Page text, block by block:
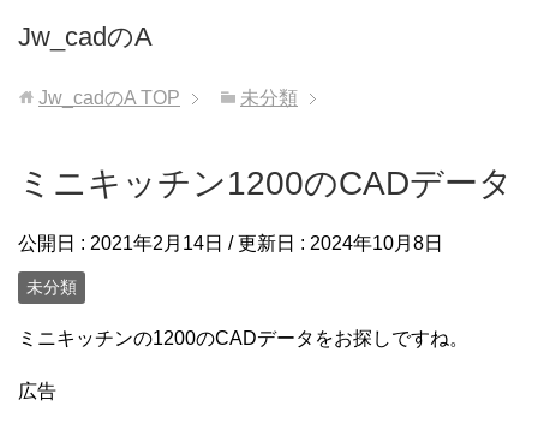
Jw_cadのA
Jw_cadのA TOP 未分類
ミニキッチン1200のCADデータ
公開日 : 2021年2月14日 / 更新日 : 2024年10月8日
未分類
ミニキッチンの1200のCADデータをお探しですね。
広告